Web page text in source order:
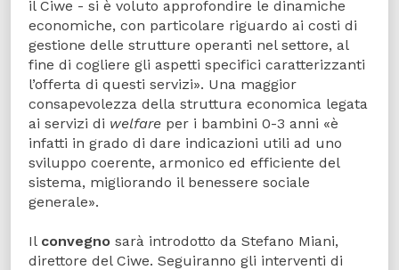
il Ciwe - si è voluto approfondire le dinamiche
economiche, con particolare riguardo ai costi di
gestione delle strutture operanti nel settore, al
fine di cogliere gli aspetti specifici caratterizzanti
l’offerta di questi servizi». Una maggior
consapevolezza della struttura economica legata
ai servizi di welfare per i bambini 0-3 anni «è
infatti in grado di dare indicazioni utili ad uno
sviluppo coerente, armonico ed efficiente del
sistema, migliorando il benessere sociale
generale».
Il convegno sarà introdotto da Stefano Miani,
direttore del Ciwe. Seguiranno gli interventi di